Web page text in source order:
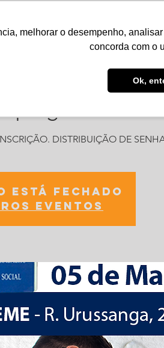
melhorar o desempenho,
concorda com o
Ok,
Serviços Notícias
DISTRIBUIÇÃO DE
está fechado
eventos